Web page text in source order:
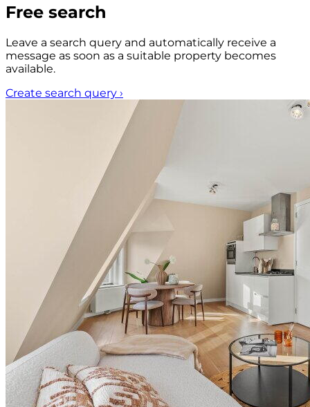
Free search
Leave a search query and automatically receive a
message as soon as a suitable property becomes
available.
Create search query ›